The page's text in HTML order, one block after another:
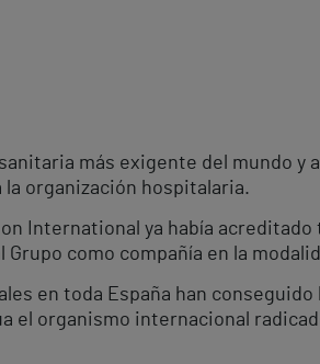
más exigente del mundo y
la organización hospitalaria.
International ya había
Grupo como compañía en la
en toda España han
el organismo internacional